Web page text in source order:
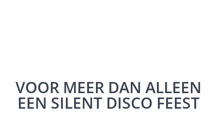
VOOR MEER DAN ALLEEN
EEN SILENT DISCO FEEST